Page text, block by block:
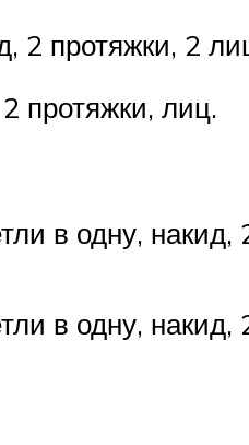
2 протяжки, 2
протяжки, лиц.
в одну, накид,
в одну,